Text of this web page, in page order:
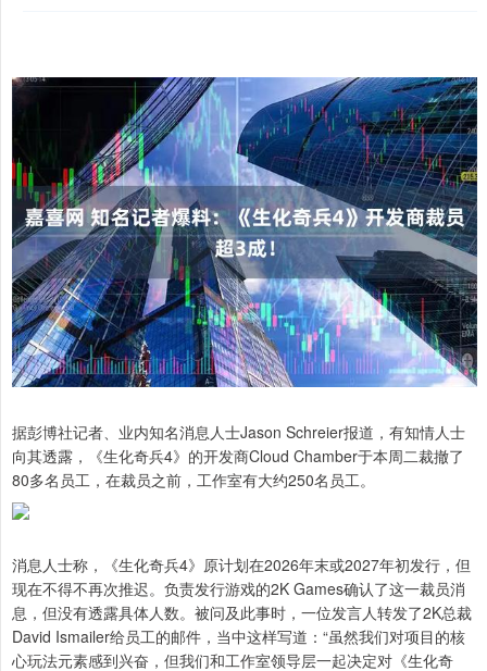
据彭博社记者、业内知名消息人士Jason Schreier报道，有知情人士
向其透露，《生化奇兵4》的开发商Cloud Chamber于本周二裁撤了
80多名员工，在裁员之前，工作室有大约250名员工。
消息人士称，《生化奇兵4》原计划在2026年末或2027年初发行，但
现在不得不再次推迟。负责发行游戏的2K Games确认了这一裁员消
息，但没有透露具体人数。被问及此事时，一位发言人转发了2K总裁
David Ismailer给员工的邮件，当中这样写道：“虽然我们对项目的核
心玩法元素感到兴奋，但我们和工作室领导层一起决定对《生化奇